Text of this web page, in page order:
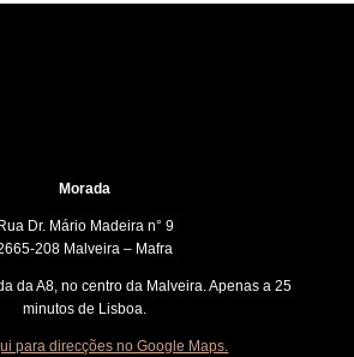
Morada
Rua Dr. Mário Madeira n° 9
208 Malveira – Mafra
da A8, no centro da Malveira. Apenas a 25
minutos de Lisboa.
para direcções no Google Maps.